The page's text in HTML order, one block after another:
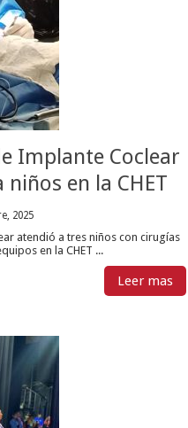
Implante Coclear
en la CHET
2025
atendió a tres niños con cirugías
en la CHET ...
Leer mas